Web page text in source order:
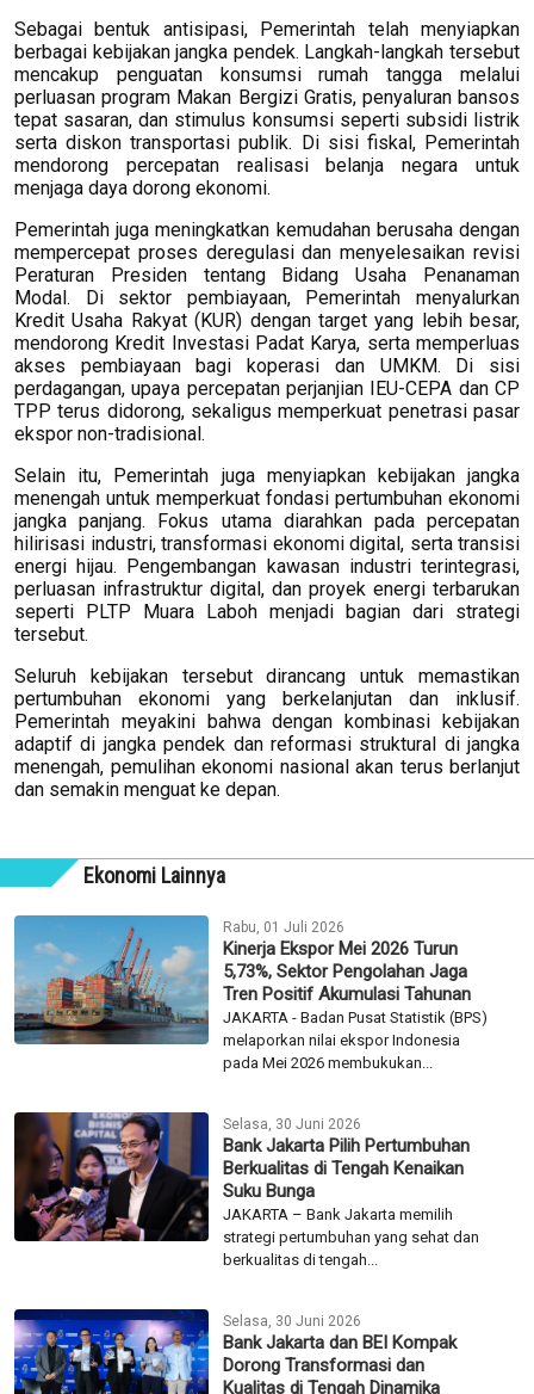
Sebagai bentuk antisipasi, Pemerintah telah menyiapkan
berbagai kebijakan jangka pendek. Langkah-langkah tersebut
mencakup penguatan konsumsi rumah tangga melalui
perluasan program Makan Bergizi Gratis, penyaluran bansos
tepat sasaran, dan stimulus konsumsi seperti subsidi listrik
serta diskon transportasi publik. Di sisi fiskal, Pemerintah
mendorong percepatan realisasi belanja negara untuk
menjaga daya dorong ekonomi.
Pemerintah juga meningkatkan kemudahan berusaha dengan
mempercepat proses deregulasi dan menyelesaikan revisi
Peraturan Presiden tentang Bidang Usaha Penanaman
Modal. Di sektor pembiayaan, Pemerintah menyalurkan
Kredit Usaha Rakyat (KUR) dengan target yang lebih besar,
mendorong Kredit Investasi Padat Karya, serta memperluas
akses pembiayaan bagi koperasi dan UMKM. Di sisi
perdagangan, upaya percepatan perjanjian IEU-CEPA dan CP
TPP terus didorong, sekaligus memperkuat penetrasi pasar
ekspor non-tradisional.
Selain itu, Pemerintah juga menyiapkan kebijakan jangka
menengah untuk memperkuat fondasi pertumbuhan ekonomi
jangka panjang. Fokus utama diarahkan pada percepatan
hilirisasi industri, transformasi ekonomi digital, serta transisi
energi hijau. Pengembangan kawasan industri terintegrasi,
perluasan infrastruktur digital, dan proyek energi terbarukan
seperti PLTP Muara Laboh menjadi bagian dari strategi
tersebut.
Seluruh kebijakan tersebut dirancang untuk memastikan
pertumbuhan ekonomi yang berkelanjutan dan inklusif.
Pemerintah meyakini bahwa dengan kombinasi kebijakan
adaptif di jangka pendek dan reformasi struktural di jangka
menengah, pemulihan ekonomi nasional akan terus berlanjut
dan semakin menguat ke depan.
Ekonomi Lainnya
Rabu, 01 Juli 2026
Kinerja Ekspor Mei 2026 Turun
5,73%, Sektor Pengolahan Jaga
Tren Positif Akumulasi Tahunan
JAKARTA - Badan Pusat Statistik (BPS)
melaporkan nilai ekspor Indonesia
pada Mei 2026 membukukan...
Selasa, 30 Juni 2026
Bank Jakarta Pilih Pertumbuhan
Berkualitas di Tengah Kenaikan
Suku Bunga
JAKARTA – Bank Jakarta memilih
strategi pertumbuhan yang sehat dan
berkualitas di tengah...
Selasa, 30 Juni 2026
Bank Jakarta dan BEI Kompak
Dorong Transformasi dan
Kualitas di Tengah Dinamika